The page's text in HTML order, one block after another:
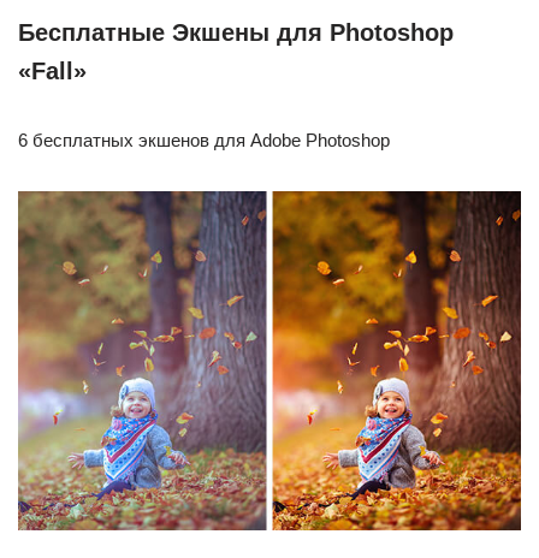
Бесплатные Экшены для Photoshop
«Fall»
6 бесплатных экшенов для Adobe Photoshop